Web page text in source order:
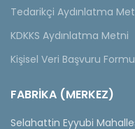
Tedarikçi Aydınlatma
KDKKS Aydınlatma Metni
Kişisel Veri Başvuru Formu
FABRİKA (MERKEZ)
Selahattin Eyyubi